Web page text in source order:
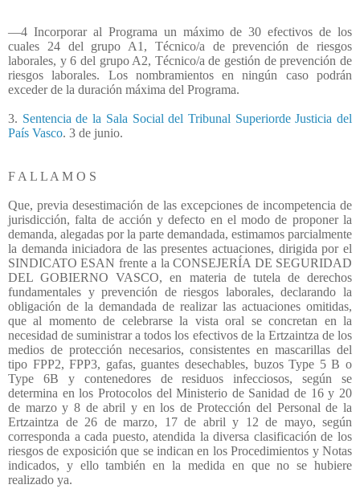
—4 Incorporar al Programa un máximo de 30 efectivos de los
cuales 24 del grupo A1, Técnico/a de prevención de riesgos
laborales, y 6 del grupo A2, Técnico/a de gestión de prevención de
riesgos laborales. Los nombramientos en ningún caso podrán
exceder de la duración máxima del Programa.
3. Sentencia de la Sala Social del Tribunal Superiorde Justicia del
País Vasco. 3 de junio.
F A L L A M O S
Que, previa desestimación de las excepciones de incompetencia de
jurisdicción, falta de acción y defecto en el modo de proponer la
demanda, alegadas por la parte demandada, estimamos parcialmente
la demanda iniciadora de las presentes actuaciones, dirigida por el
SINDICATO ESAN frente a la CONSEJERÍA DE SEGURIDAD
DEL GOBIERNO VASCO, en materia de tutela de derechos
fundamentales y prevención de riesgos laborales, declarando la
obligación de la demandada de realizar las actuaciones omitidas,
que al momento de celebrarse la vista oral se concretan en la
necesidad de suministrar a todos los efectivos de la Ertzaintza de los
medios de protección necesarios, consistentes en mascarillas del
tipo FPP2, FPP3, gafas, guantes desechables, buzos Type 5 B o
Type 6B y contenedores de residuos infecciosos, según se
determina en los Protocolos del Ministerio de Sanidad de 16 y 20
de marzo y 8 de abril y en los de Protección del Personal de la
Ertzaintza de 26 de marzo, 17 de abril y 12 de mayo, según
corresponda a cada puesto, atendida la diversa clasificación de los
riesgos de exposición que se indican en los Procedimientos y Notas
indicados, y ello también en la medida en que no se hubiere
realizado ya.